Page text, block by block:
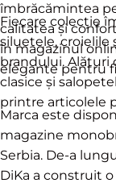
îmbrăcămintea
calitatea și
în magazinul
elegante pentru
Fiecare colecție
siluetele, croielile
brandului. Alături
clasice și
printre articolele
Marca este
magazine
Serbia. De-a
DiKa a construit